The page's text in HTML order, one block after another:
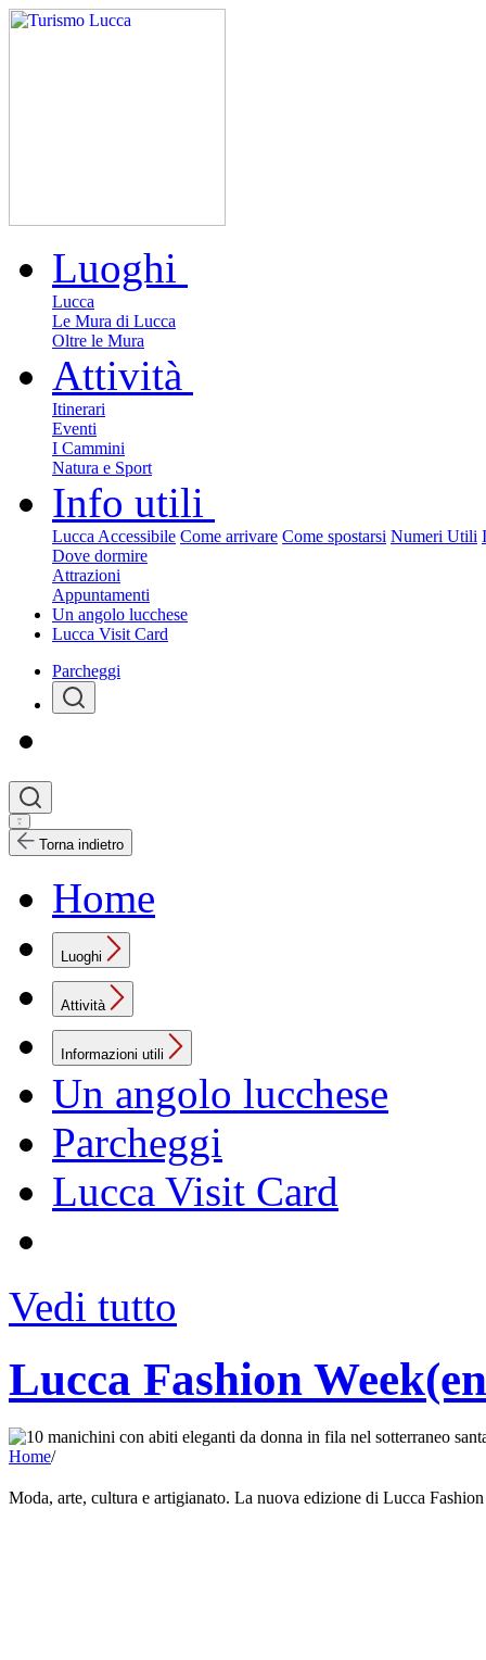
Luoghi
Lucca
Le Mura di Lucca
Oltre le Mura
Attività
Itinerari
Eventi
I Cammini
Natura e Sport
Info utili
Lucca Accessibile Come arrivare Come spostarsi Numeri Utili
Dove dormire
Attrazioni
Appuntamenti
Un angolo lucchese
Lucca Visit Card
Parcheggi
Torna indietro
Home
Luoghi
Attività
Informazioni utili
Un angolo lucchese
Parcheggi
Lucca Visit Card
Vedi tutto
Lucca Fashion
Home/
Moda, arte, cultura e artigianato. La nuova edizione di Lucca